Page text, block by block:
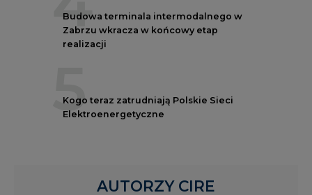
Budowa terminala intermodalnego w
Zabrzu wkracza w końcowy etap
realizacji
5
Kogo teraz zatrudniają Polskie Sieci
Elektroenergetyczne
AUTORZY CIRE